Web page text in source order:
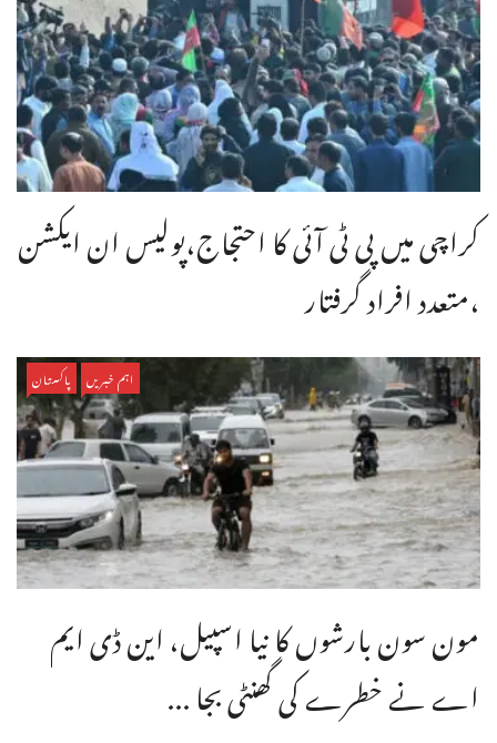
کراچی میں پی ٹی آئی کا احتجاج،پولیس ان ایکشن
،متعدد افراد گرفتار
اہم خبریں پاکستان
مون سون بارشوں کا نیا اسپیل، این ڈی ایم
اے نے خطرے کی گھنٹی بجا ...